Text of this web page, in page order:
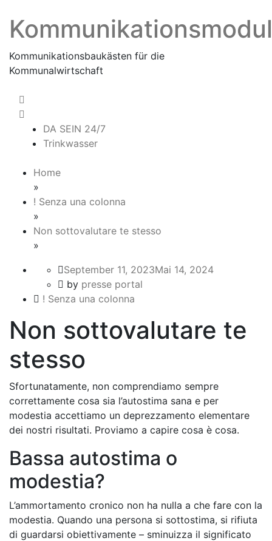
content
Kommunikationsbaukästen für die
Kommunalwirtschaft
DA SEIN 24/7
Trinkwasser
Home
»
! Senza una colonna
»
Non sottovalutare te stesso
»
September 11, 2023Mai 14, 2024
by presse portal
! Senza una colonna
Non sottovalutare te
stesso
Sfortunatamente, non comprendiamo sempre
correttamente cosa sia l’autostima sana e per
modestia accettiamo un deprezzamento elementare
dei nostri risultati. Proviamo a capire cosa è cosa.
Bassa autostima o
modestia?
L’ammortamento cronico non ha nulla a che fare con la
modestia. Quando una persona si sottostima, si rifiuta
di guardarsi obiettivamente – sminuizza il significato